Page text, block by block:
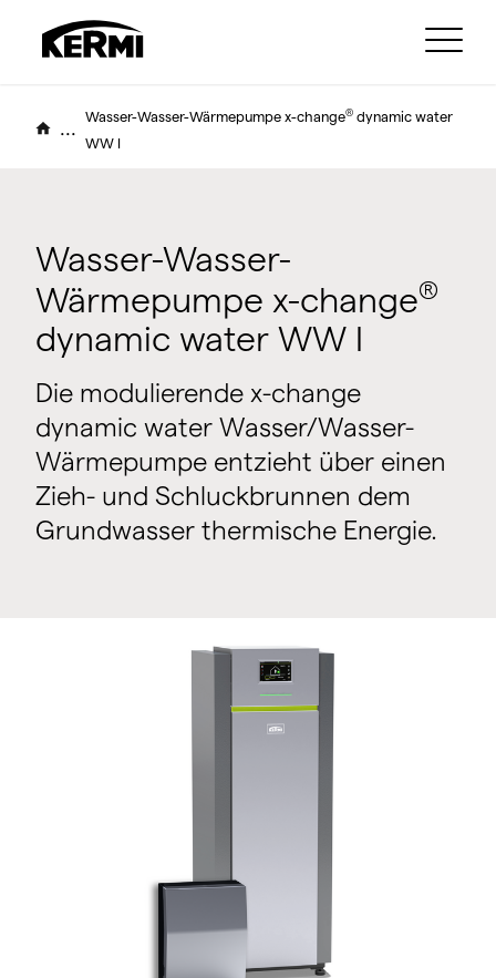
...
Wasser-Wasser-Wärmepumpe x-change® dynamic water
WW I
Wasser-Wasser-
Wärmepumpe x-change®
dynamic water WW I
Die modulierende x-change
dynamic water Wasser/Wasser-
Wärmepumpe entzieht über einen
Zieh- und Schluckbrunnen dem
Grundwasser thermische Energie.